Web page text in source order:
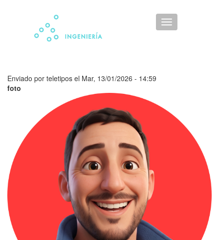
Toggle
navigation
Enviado por teletipos el Mar, 13/01/2026 - 14:59
foto